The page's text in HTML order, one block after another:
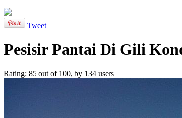
Tweet
Pesisir Pantai Di Gili
Rating: 85 out of 100, by 134 users